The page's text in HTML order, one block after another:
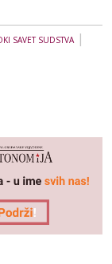
SAVET SUDSTVA|